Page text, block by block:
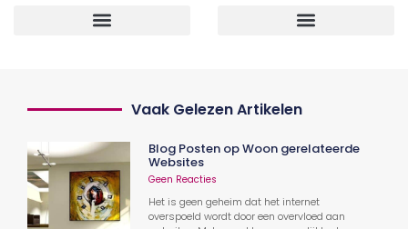
Vaak Gelezen Artikelen
Blog Posten op Woon gerelateerde
Websites
Geen Reacties
Het is geen geheim dat het internet
overspoeld wordt door een overvloed aan